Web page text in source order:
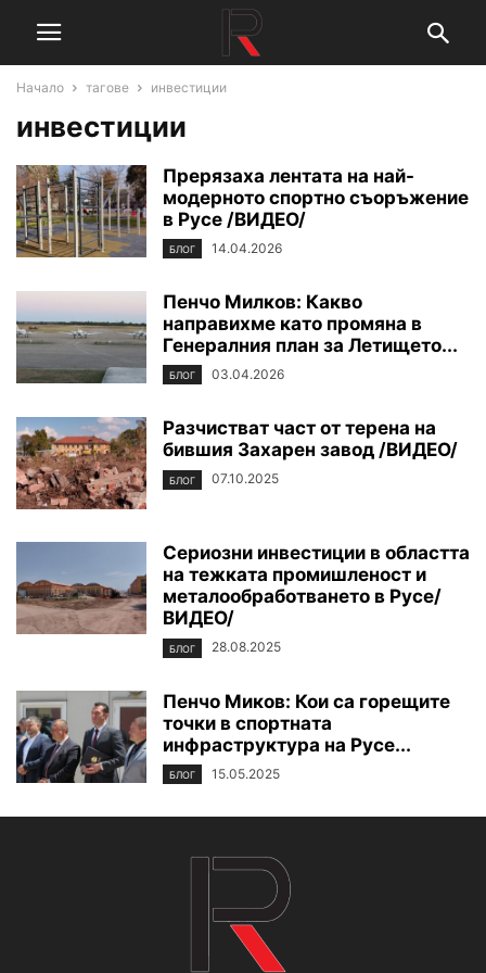
Начало тагове инвестиции
инвестиции
Прерязаха лентата на най-
модерното спортно съоръжение
в Русе /ВИДЕО/
БЛОГ 14.04.2026
Пенчо Милков: Какво
направихме като промяна в
Генералния план за Летището...
БЛОГ 03.04.2026
Разчистват част от терена на
бившия Захарен завод /ВИДЕО/
БЛОГ 07.10.2025
Сериозни инвестиции в областта
на тежката промишленост и
металообработването в Русе/
ВИДЕО/
БЛОГ 28.08.2025
Пенчо Миков: Кои са горещите
точки в спортната
инфраструктура на Русе...
БЛОГ 15.05.2025